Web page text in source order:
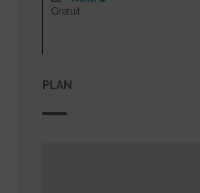
Gratuit
PLAN